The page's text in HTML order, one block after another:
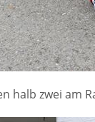
halb zwei am